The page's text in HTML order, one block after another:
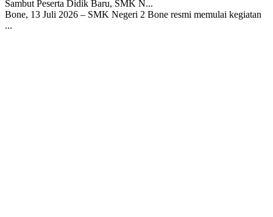
Sambut Peserta Didik Baru, SMK N...
Bone, 13 Juli 2026 – SMK Negeri 2 Bone resmi memulai kegiatan
...